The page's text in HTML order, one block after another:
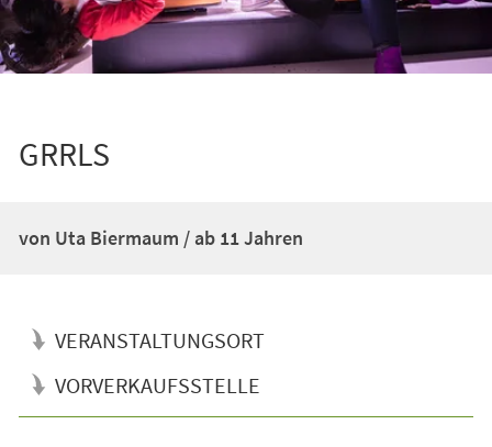
GRRLS
von Uta Biermaum / ab 11 Jahren
VERANSTALTUNGSORT
VORVERKAUFSSTELLE